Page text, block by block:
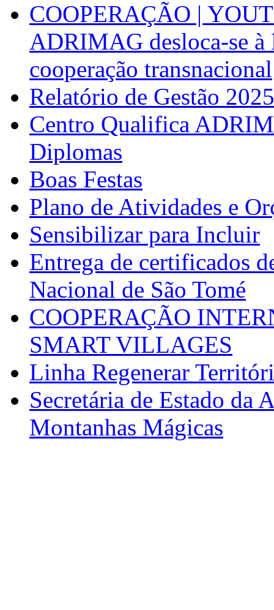
COOPERAÇÃO |
ADRIMAG desloca-se
cooperação transnacional
Relatório de Gestão 2025
Centro Qualifica
Diplomas
Boas Festas
Plano de Atividades e
Sensibilizar para Incluir
Entrega de certificados
Nacional de São Tomé
COOPERAÇÃO
SMART VILLAGES
Linha Regenerar
Secretária de Estado da
Montanhas Mágicas